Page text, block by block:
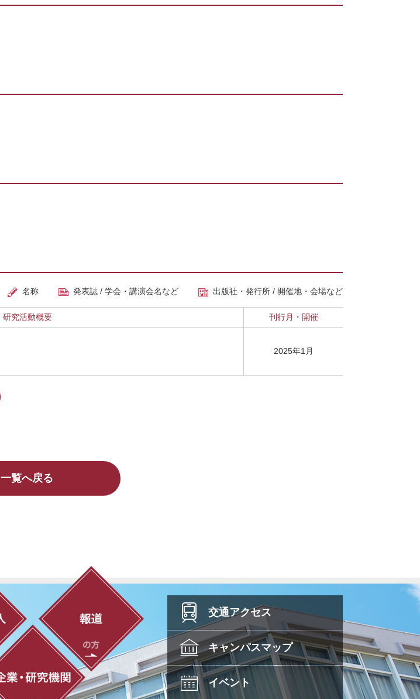
名称 発表誌 / 学会・講演会名など 出版社・発行所 / 開催地・会場など
研究活動概要 刊行月・開催
2025年1月
一覧へ戻る
交通アクセス
キャンパスマップ
イベント